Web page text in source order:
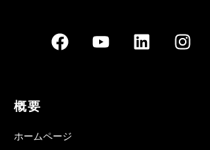
概要
ホームページ